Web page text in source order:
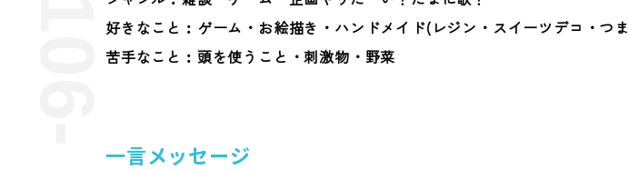
好きなこと︰ゲーム・お絵描き・ハンドメイド(レジン・スイーツデコ・つ
苦手なこと︰頭を使うこと・刺激物・野菜
一言メッセージ